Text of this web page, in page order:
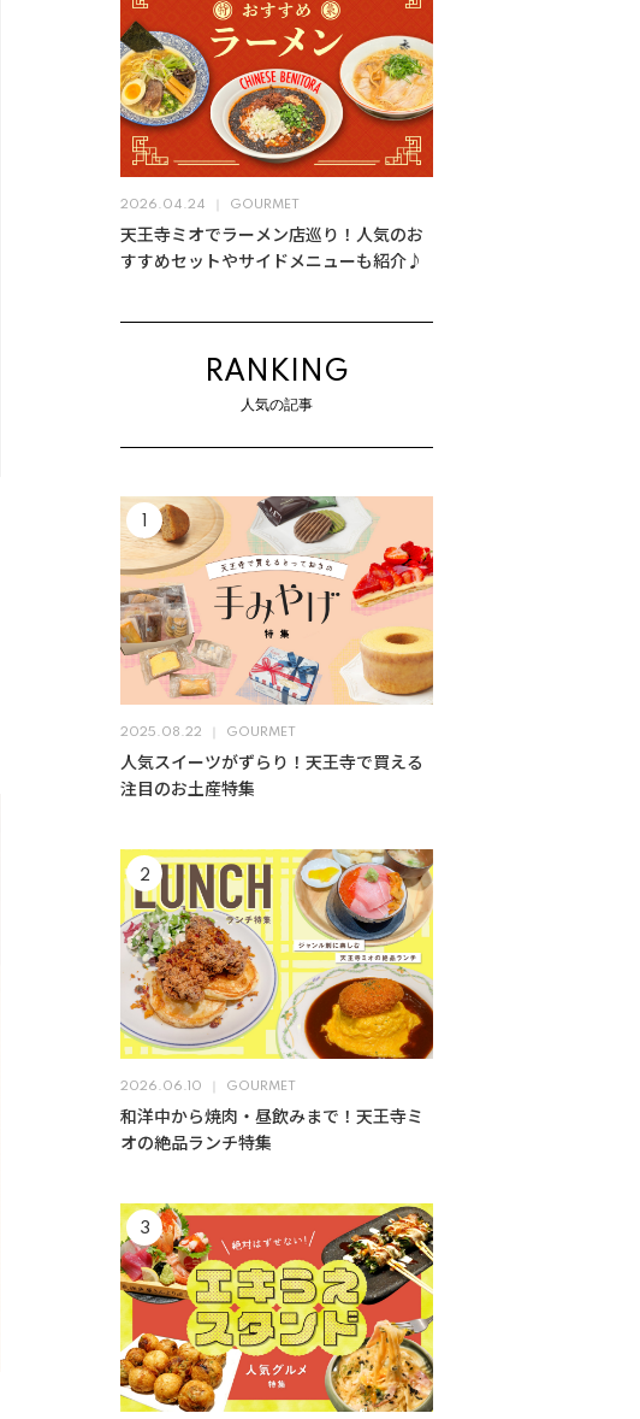
2026.04.24 GOURMET
天王寺ミオでラーメン店巡り！人気のお
すすめセットやサイドメニューも紹介♪
RANKING
人気の記事
2025.08.22 GOURMET
人気スイーツがずらり！天王寺で買える
注目のお土産特集
2026.06.10 GOURMET
和洋中から焼肉・昼飲みまで！天王寺ミ
オの絶品ランチ特集